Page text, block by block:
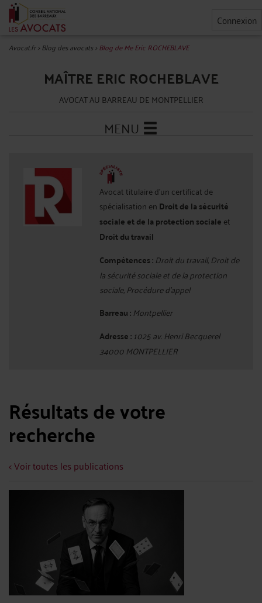
Connexion
Avocat.fr>Blog des avocats>Blog de Me Eric ROCHEBLAVE
MAÎTRE ERIC ROCHEBLAVE
AVOCAT AU BARREAU DE MONTPELLIER
MENU
Avocat titulaire d'un certificat de
spécialisation en Droit de la sécurité
sociale et de la protection sociale et
Droit du travail
Compétences : Droit du travail, Droit de
la sécurité sociale et de la protection
sociale, Procédure d'appel
Barreau : Montpellier
Adresse :1025 av. Henri Becquerel
34000 MONTPELLIER
Résultats de votre
recherche
< Voir toutes les publications